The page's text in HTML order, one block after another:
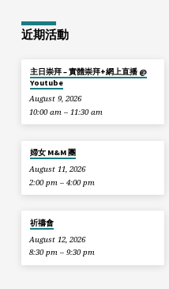
近期活動
主日崇拜 – 實體崇拜+網上直播 @
Youtube
August 9, 2026
10:00 am – 11:30 am
婦女 M&M 團
August 11, 2026
2:00 pm – 4:00 pm
祈禱會
August 12, 2026
8:30 pm – 9:30 pm